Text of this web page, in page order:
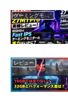
ゲーミングモニター
レビュー